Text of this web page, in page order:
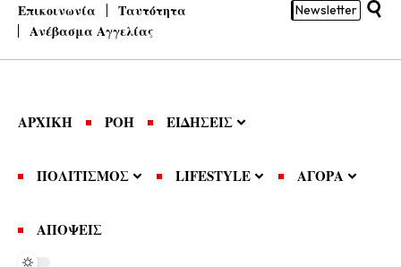
Επικοινωνία
Ταυτότητα
Ανέβασμα Αγγελίας
Newsletter
ΑΡΧΙΚΗ ΡΟΗ ΕΙΔΗΣΕΙΣ
ΠΟΛΙΤΙΣΜΟΣ LIFESTYLE ΑΓΟΡΑ
ΑΠΟΨΕΙΣ